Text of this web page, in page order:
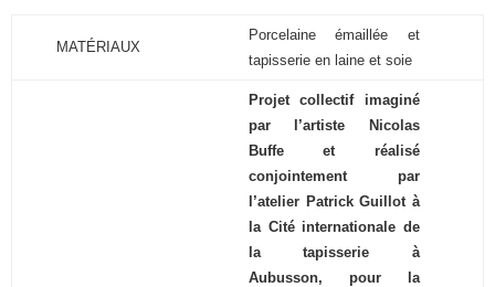
MATÉRIAUX
Porcelaine émaillée et
tapisserie en laine et soie
Projet collectif imaginé
par l’artiste Nicolas
Buffe et réalisé
conjointement par
l’atelier Patrick Guillot à
la Cité internationale de
la tapisserie à
Aubusson, pour la